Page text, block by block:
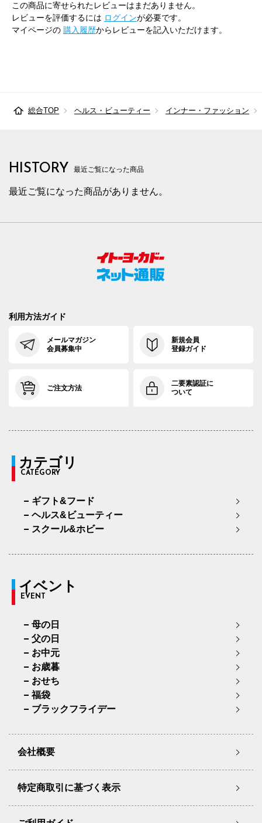
45cm×86cm 51cm 128cm
この商品に寄せられたレビューはまだありません。
レビューを評価するには ログインが必要です。
マイページの 購入履歴からレビューを記入いただけます。
総合TOP ヘルス・ビューティー インナー・ファッション
HISTORY 最近ご覧になった商品
最近ご覧になった商品がありません。
利用方法ガイド
メールマガジン
会員募集中
新規会員
登録ガイド
ご注文方法
二要素認証に
ついて
カテゴリ
CATEGORY
ギフト&フード
ヘルス&ビューティー
スクール&ホビー
イベント
EVENT
母の日
父の日
お中元
お歳暮
おせち
福袋
ブラックフライデー
会社概要
特定商取引に基づく表示